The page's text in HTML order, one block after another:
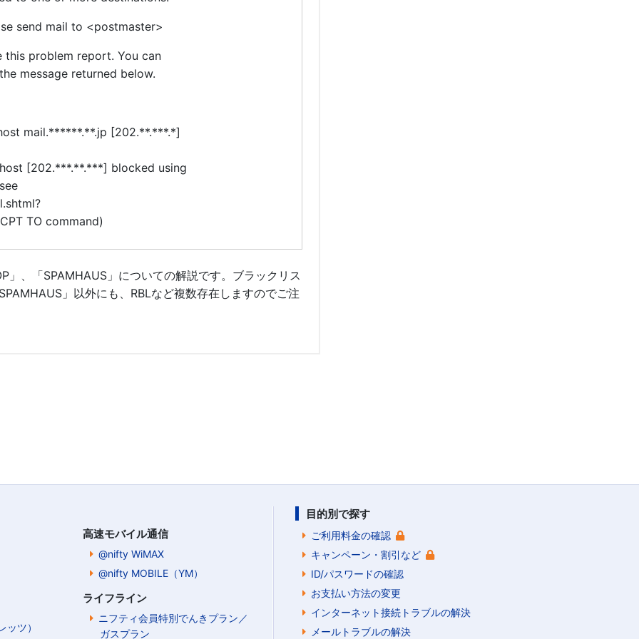
send mail to <postmaster>
this problem report. You can
message returned below.
mail.******.**.jp [202.**.***.*]
[202.***.**.***] blocked using
TO command)
」、「SPAMHAUS」についての解説です。ブラックリス
」以外にも、RBLなど複数存在しますのでご注
ツ）
高速モバイル通信
@nifty WiMAX
@nifty MOBILE（YM）
ライフライン
ニフティ会員特別でんきプラン／
ガスプラン
目的別で探す
ご利用料金の確認
キャンペーン・割引など
ID/パスワードの確認
お支払い方法の変更
インターネット接続トラブルの解決
メールトラブルの解決